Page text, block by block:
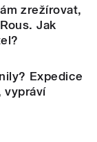
zrežírovat,
Jak
Expedice
vypráví